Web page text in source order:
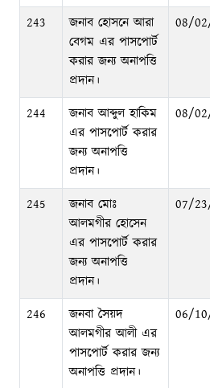
243
জনাব হোসনে আরা
বেগম এর পাসপোর্ট
করার জন্য অনাপত্তি
প্রদান।
08/
244
জনাব আব্দুল হাকিম
এর পাসপোর্ট করার
জন্য অনাপত্তি
প্রদান।
08/
245
জনাব মোঃ
আলমগীর হোসেন
এর পাসপোর্ট করার
জন্য অনাপত্তি
প্রদান।
07/
246
জনবা সৈয়দ
আলমগীর আলী এর
পাসপোর্ট করার জন্য
অনাপত্তি প্রদান।
06/